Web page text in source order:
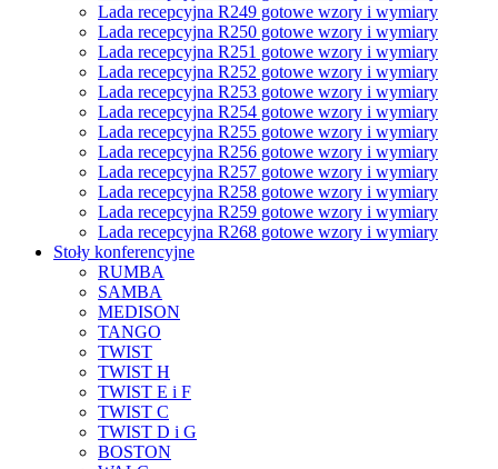
Lada recepcyjna R249 gotowe wzory i wymiary
Lada recepcyjna R250 gotowe wzory i wymiary
Lada recepcyjna R251 gotowe wzory i wymiary
Lada recepcyjna R252 gotowe wzory i wymiary
Lada recepcyjna R253 gotowe wzory i wymiary
Lada recepcyjna R254 gotowe wzory i wymiary
Lada recepcyjna R255 gotowe wzory i wymiary
Lada recepcyjna R256 gotowe wzory i wymiary
Lada recepcyjna R257 gotowe wzory i wymiary
Lada recepcyjna R258 gotowe wzory i wymiary
Lada recepcyjna R259 gotowe wzory i wymiary
Lada recepcyjna R268 gotowe wzory i wymiary
Stoły konferencyjne
RUMBA
SAMBA
MEDISON
TANGO
TWIST
TWIST H
TWIST E i F
TWIST C
TWIST D i G
BOSTON